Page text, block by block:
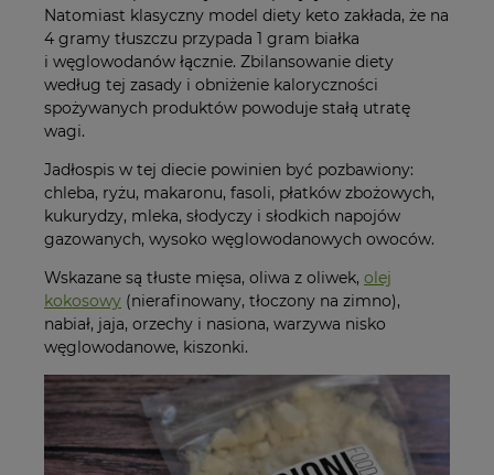
Natomiast klasyczny model diety keto zakłada, że na
4 gramy tłuszczu przypada 1 gram białka
i węglowodanów łącznie. Zbilansowanie diety
według tej zasady i obniżenie kaloryczności
spożywanych produktów powoduje stałą utratę
wagi.
Jadłospis w tej diecie powinien być pozbawiony:
chleba, ryżu, makaronu, fasoli, płatków zbożowych,
kukurydzy, mleka, słodyczy i słodkich napojów
gazowanych, wysoko węglowodanowych owoców.
Wskazane są tłuste mięsa, oliwa z oliwek, olej
kokosowy (nierafinowany, tłoczony na zimno),
nabiał, jaja, orzechy i nasiona, warzywa nisko
węglowodanowe, kiszonki.